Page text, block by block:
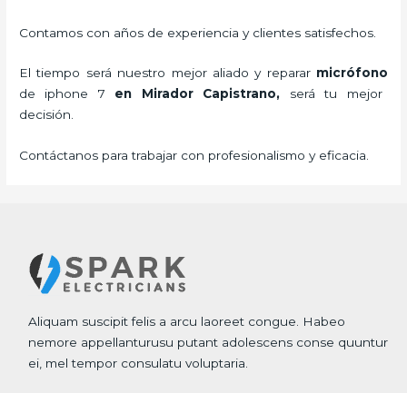
Contamos con años de experiencia y clientes satisfechos.
El tiempo será nuestro mejor aliado y reparar micrófono
de iphone 7 en Mirador Capistrano, será tu mejor
decisión.
Contáctanos para trabajar con profesionalismo y eficacia.
Aliquam suscipit felis a arcu laoreet congue. Habeo
nemore appellanturusu putant adolescens conse quuntur
ei, mel tempor consulatu voluptaria.